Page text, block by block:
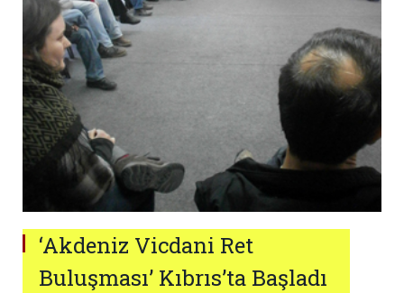
‘Akdeniz Vicdani Ret
Buluşması’ Kıbrıs’ta Başladı